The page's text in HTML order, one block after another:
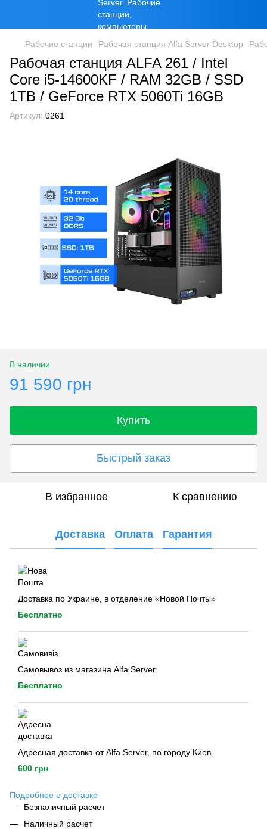
Рабочие станции Рабочая станция Alfa Server Desktop
Рабочая станция ALFA 261 / Intel
Core i5-14600KF / RAM 32GB / SSD
1TB / GeForce RTX 5060Ti 16GB
Артикул: 0261
В наличии
91 590 грн
Купить
Быстрый заказ
В избранное К сравнению
Доставка Оплата Гарантия
Доставка по Украине, в отделение «Новой Почты»
Бесплатно
Самовывоз из магазина Alfa Server
Бесплатно
Адресная доставка от Alfa Server, по городу Киев
600 грн
Подробнее о доставке
Безналичный расчет
Наличный расчет